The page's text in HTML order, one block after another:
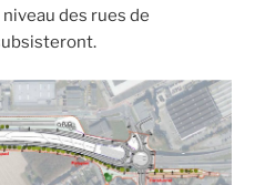
des rues de